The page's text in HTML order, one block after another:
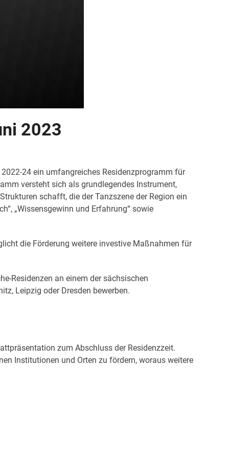
2023
24 ein umfangreiches Residenzprogramm für
versteht sich als grundlegendes Instrument,
schafft, die der Tanzszene der Region ein
„Wissensgewinn und Erfahrung“ sowie
die Förderung weitere investive Maßnahmen für
Residenzen an einem der sächsischen
Leipzig oder Dresden bewerben.
zum Abschluss der Residenzzeit.
Institutionen und Orten zu fördern, woraus weitere